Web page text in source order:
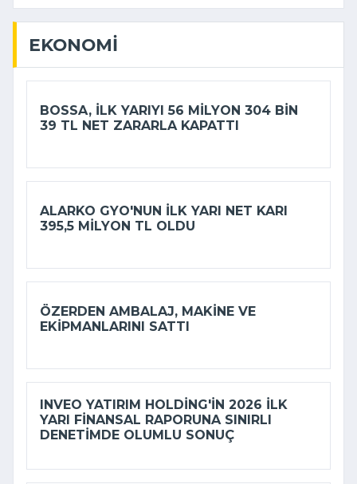
EKONOMI
BOSSA, ILK YARIYI 56 MILYON 304 BIN
39 TL NET ZARARLA KAPATTI
ALARKO GYO'NUN ILK YARI NET KARI
395,5 MILYON TL OLDU
ÖZERDEN AMBALAJ, MAKINE VE
EKIPMANLARINI SATTI
INVEO YATIRIM HOLDING'IN 2026 ILK
YARI FINANSAL RAPORUNA SINIRLI
DENETIMDE OLUMLU SONUÇ